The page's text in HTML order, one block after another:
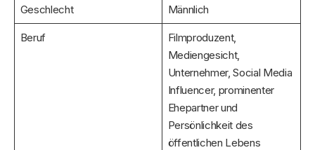
Geschlecht Männlich
Beruf
Filmproduzent,
Mediengesicht,
Unternehmer, Social Media
Influencer, prominenter
Ehepartner und
Persönlichkeit des
öffentlichen Lebens